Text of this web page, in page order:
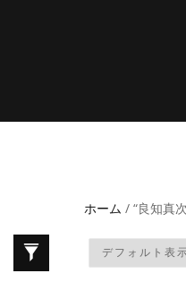
ホーム / “良知真